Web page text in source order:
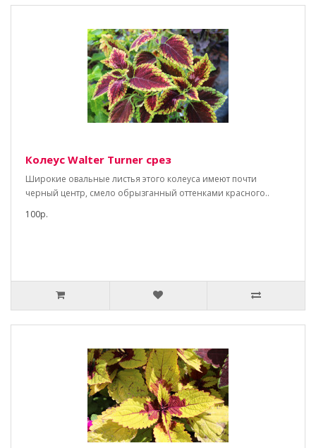
Колеус Walter Turner срез
Широкие овальные листья этого колеуса имеют почти
черный центр, смело обрызганный оттенками красного..
100р.